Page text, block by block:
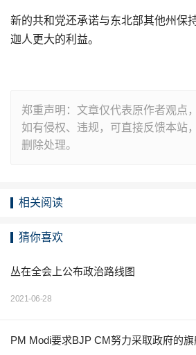
新的共和党还承诺与东北部其他州保
迦人更大的利益。
郑重声明：文章仅代表原作者观点
如有侵权、违规，可直接反馈本站
删除处理。
相关阅读
猜你喜欢
丛在全会上公布政治路线图
2021-06-28
PM Modi要求BJP CM努力采取政府的